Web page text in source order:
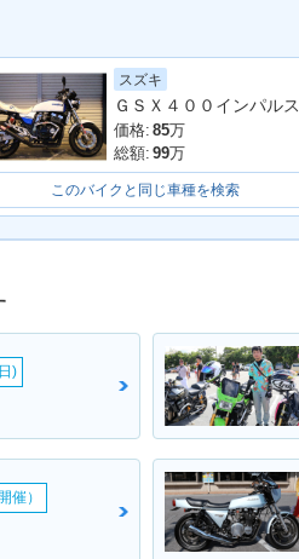
BALIUS Ⅱ・マ
チェンジ
1998年 BALIUS Ⅱ・
ラーチェンジ
スズキ
ＧＳＸ４００インパルス
価格: 85万
総額: 99万
このバイクと同じ車種を検索
)
催）